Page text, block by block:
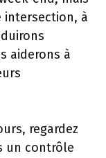
intersection, à
aiderons à
regardez
un contrôle